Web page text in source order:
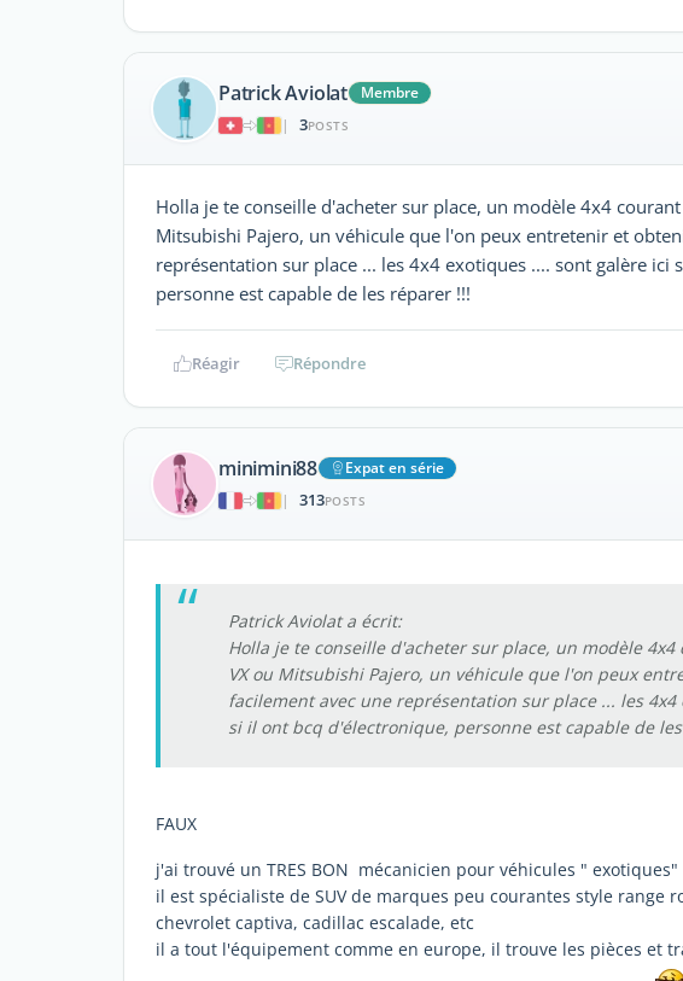
Patrick Aviolat
Membre
|
3POSTS
Holla je te conseille d'acheter sur place, un modèle 4x4
Mitsubishi Pajero, un véhicule que l'on peux entretenir et
représentation sur place ... les 4x4 exotiques .... sont galère
personne est capable de les réparer !!!
Réagir Répondre
minimini88
Expat en série
|
313POSTS
Patrick Aviolat a écrit:
Holla je te conseille d'acheter sur place, un modèle 4x4
VX ou Mitsubishi Pajero, un véhicule que l'on peux
facilement avec une représentation sur place ... les
si il ont bcq d'électronique, personne est capable de
FAUX
j'ai trouvé un TRES BON mécanicien pour véhicules " exotiques"
il est spécialiste de SUV de marques peu courantes style range
chevrolet captiva, cadillac escalade, etc
il a tout l'équipement comme en europe, il trouve les pièces et